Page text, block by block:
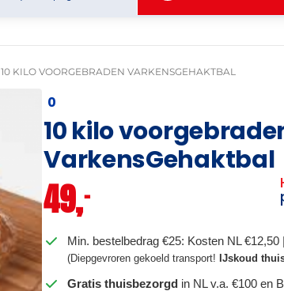
10 KILO VOORGEBRADEN VARKENSGEHAKTBAL
0
10 kilo
VarkensGehaktbal
49,–
Min. bestelbedrag €25: Kosten NL €12,50
(Diepgevroren gekoeld transport!IJskoud
Gratis thuisbezorgd in NL v.a. €100 en